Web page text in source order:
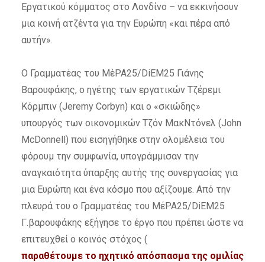
Εργατικού κόμματος στο Λονδίνο – να εκκινήσουν
μια κοινή ατζέντα για την Ευρώπη «και πέρα από
αυτήν».
Ο Γραμματέας του ΜέΡΑ25/DiEM25 Γιάνης
Βαρουφάκης, ο ηγέτης των εργατικών Τζέρεμι
Κόρμπιν (Jeremy Corbyn) και ο «σκιώδης»
υπουργός των οικονομικών Τζόν ΜακΝτόνελ (John
McDonnell) που εισηγήθηκε στην ολομέλεια του
φόρουμ την συμφωνία, υπογράμμισαν την
αναγκαιότητα ύπαρξης αυτής της συνεργασίας για
μια Ευρώπη και ένα κόσμο που αξίζουμε. Από την
πλευρά του ο Γραμματέας του ΜέΡΑ25/DiEM25
Γ.βαρουφάκης εξήγησε το έργο που πρέπει ώστε να
επιτευχθεί ο κοινός στόχος (
παραθέτουμε το ηχητικό απόσπασμα της ομιλίας